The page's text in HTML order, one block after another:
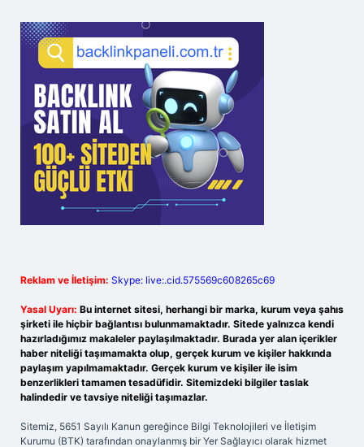
Reklam ve İletişim: Skype: live:.cid.575569c608265c69
Yasal Uyarı: Bu internet sitesi, herhangi bir marka, kurum veya şahıs
şirketi ile hiçbir bağlantısı bulunmamaktadır. Sitede yalnızca kendi
hazırladığımız makaleler paylaşılmaktadır. Burada yer alan içerikler
haber niteliği taşımamakta olup, gerçek kurum ve kişiler hakkında
paylaşım yapılmamaktadır. Gerçek kurum ve kişiler ile isim
benzerlikleri tamamen tesadüfidir. Sitemizdeki bilgiler taslak
halindedir ve tavsiye niteliği taşımazlar.
Sitemiz, 5651 Sayılı Kanun gereğince Bilgi Teknolojileri ve İletişim
Kurumu (BTK) tarafından onaylanmış bir Yer Sağlayıcı olarak hizmet